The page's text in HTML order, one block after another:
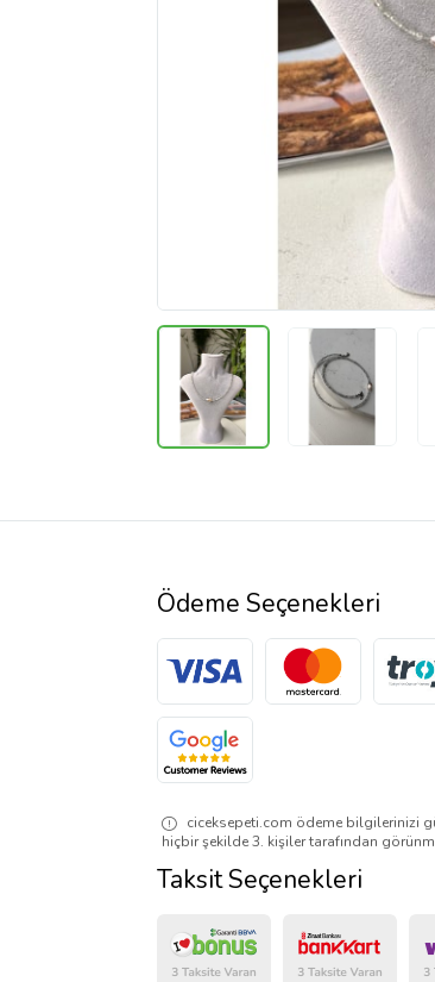
Ödeme Seçenekleri
ciceksepeti.com ödeme bilgilerinizi
hiçbir şekilde 3. kişiler tarafından
Taksit Seçenekleri